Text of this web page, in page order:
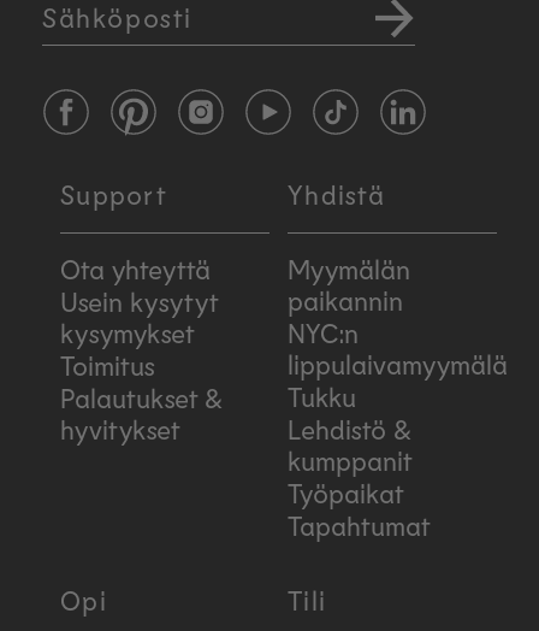
Sähköposti
FacebookPinterestInstagramYouTubeTikTokLinkedIn
Support
Ota yhteyttä
Usein kysytyt
kysymykset
Toimitus
Palautukset &
hyvitykset
Yhdistä
Myymälän
paikannin
NYC:n
lippulaivamyymälä
Tukku
Lehdistö &
kumppanit
Työpaikat
Tapahtumat
Opi Tili